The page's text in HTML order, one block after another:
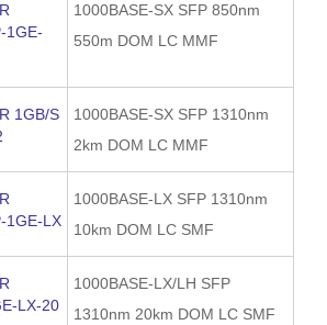
1GE-
1000BASE-SX SFP 850nm
550m DOM LC MMF
1GB/S
1000BASE-SX SFP 1310nm
2km DOM LC MMF
1GE-LX
1000BASE-LX SFP 1310nm
10km DOM LC SMF
LX-20
1000BASE-LX/LH SFP
1310nm 20km DOM LC SMF